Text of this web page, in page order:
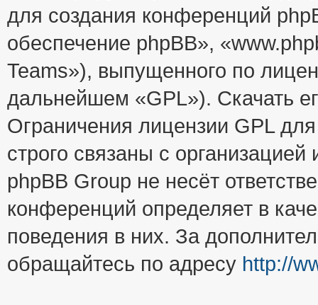
для создания конференций
обеспечение phpBB»,
Teams»), выпущенного по
дальнейшем «GPL»). Скачать
Ограничения лицензии GPL
строго связаны с
phpBB Group не несёт
конференций определяет в
поведения в них. За
обращайтесь по адресу http://